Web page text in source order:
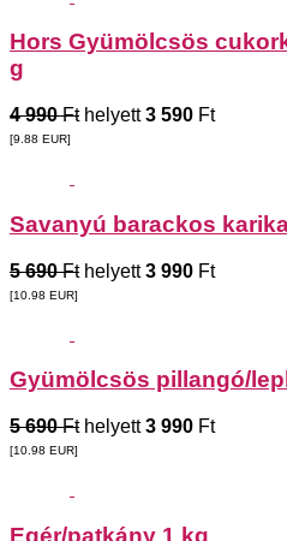
Hors Gyümölcsös
g
4 990 Fthelyett3 590 Ft
[9.88 EUR]
Savanyú barackos
5 690 Fthelyett3 990 Ft
[10.98 EUR]
Gyümölcsös pillangó/
5 690 Fthelyett3 990 Ft
[10.98 EUR]
Egér/patkány 1 kg